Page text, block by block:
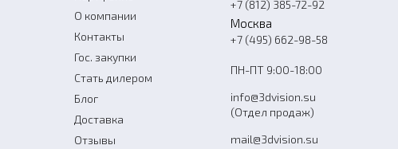
О компании
Контакты
Гос. закупки
Стать дилером
Блог
Доставка
Отзывы
+7 (812) 385-72-92
Москва
+7 (495) 662-98-58
ПН-ПТ 9:00-18:00
info@3dvision.su
(Отдел продаж)
mail@3dvision.su